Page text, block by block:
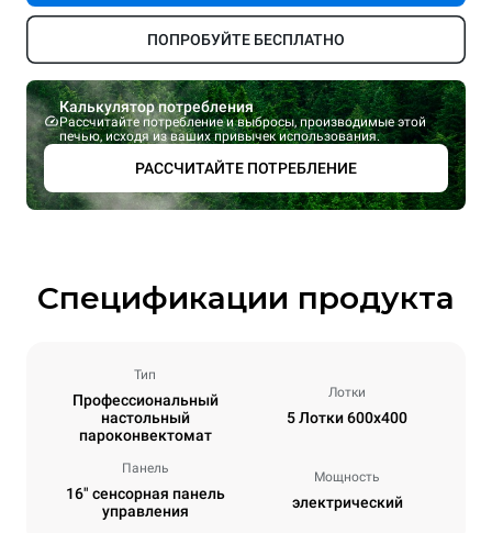
ПОПРОБУЙТЕ БЕСПЛАТНО
Калькулятор потребления
Рассчитайте потребление и выбросы, производимые этой
печью, исходя из ваших привычек использования.
РАССЧИТАЙТЕ ПОТРЕБЛЕНИЕ
Спецификации продукта
Тип
Профессиональный
настольный
пароконвектомат
Лотки
5 Лотки 600x400
Панель
16" сенсорная панель
управления
Мощность
электрический